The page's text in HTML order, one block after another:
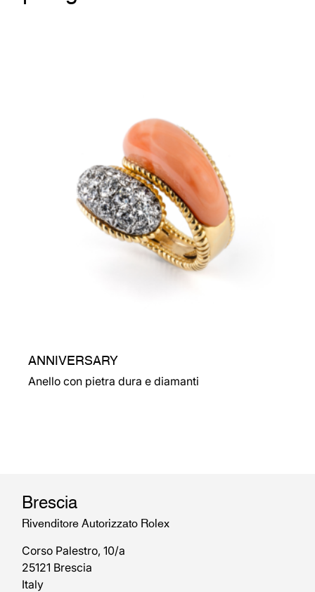
ANNIVERSARY
Anello con pietra dura e diamanti
Brescia
Rivenditore Autorizzato Rolex
Corso Palestro, 10/a
25121 Brescia
Italy